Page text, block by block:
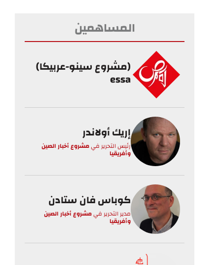
المساهمين
(مشروع سينو-عربيكا)
essa
إريك أولاندر
رئيس التحرير فيمشروع أخبار الصين
وأفريقيا
كوباس فان ستادن
مدير التحرير فيمشروع أخبار الصين
وأفريقيا